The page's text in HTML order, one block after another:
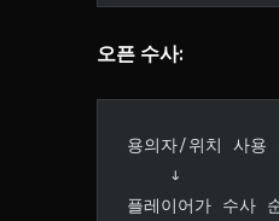
오픈 수사:
용의자/위치 사용
    ↓
플레이어가 수사